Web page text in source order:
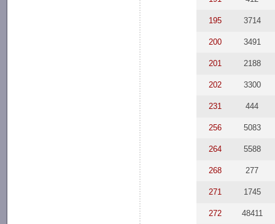
195 3714
200 3491
201 2188
202 3300
231 444
256 5083
264 5588
268 277
271 1745
272 48411